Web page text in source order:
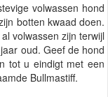
volwassen hond
botten kwaad doen.
volwassen zijn terwijl
oud. Geef de hond
tot u eindigt met een
Bullmastiff.